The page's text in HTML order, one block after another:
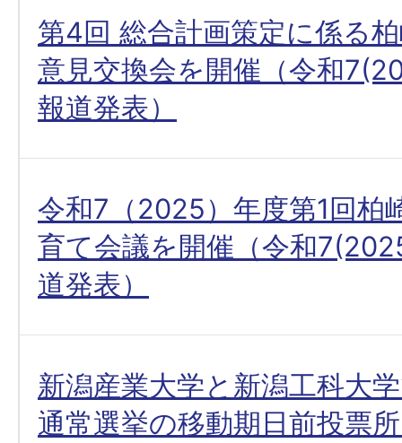
第4回 総合計画策定に係る
意見交換会を開催（令和
報道発表）
令和7（2025）年度第1回柏
育て会議を開催（令和
道発表）
新潟産業大学と新潟工科大
通常選挙の移動期日前投票